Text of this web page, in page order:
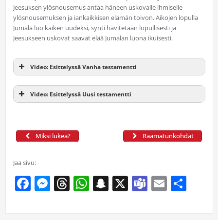
Jeesuksen ylösnousemus antaa häneen uskovalle ihmiselle
ylösnousemuksen ja iankaikkisen elämän toivon. Aikojen lopulla
Jumala luo kaiken uudeksi, synti hävitetään lopullisesti ja
Jeesukseen uskovat saavat elää Jumalan luona ikuisesti.
Video: Esittelyssä Vanha testamentti
Video: Esittelyssä Uusi testamentti
Miksi lukea? Raamatunkohdat
Jaa sivu:
Facebook
Messenger
Threads
WhatsApp
Snapchat
X Teams
Email